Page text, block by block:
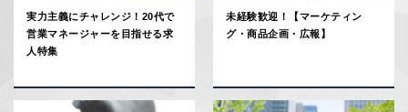
実力主義にチャレンジ！20代で
営業マネージャーを目指せる求
人特集
未経験歓迎！【マーケティン
グ・商品企画・広報】